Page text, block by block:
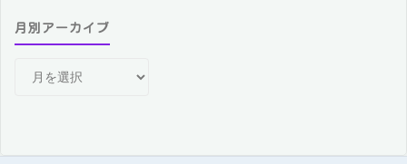
月別アーカイブ
カ